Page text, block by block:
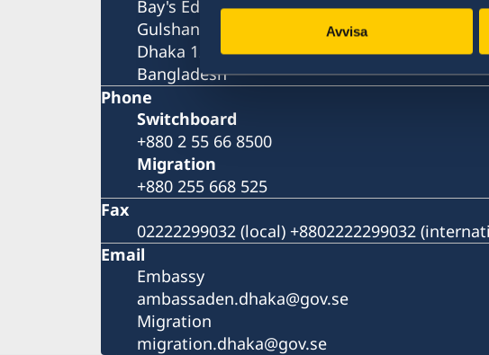
Avvisa
Bay's Edgewater, 6th Floor
Gulshan 2
Dhaka 1212
Bangladesh
Phone
Switchboard
+880 2 55 66 8500
Migration
+880 255 668 525
Fax
02222299032 (local) +8802222299032
Email
Embassy
ambassaden.dhaka@gov.se
Migration
migration.dhaka@gov.se